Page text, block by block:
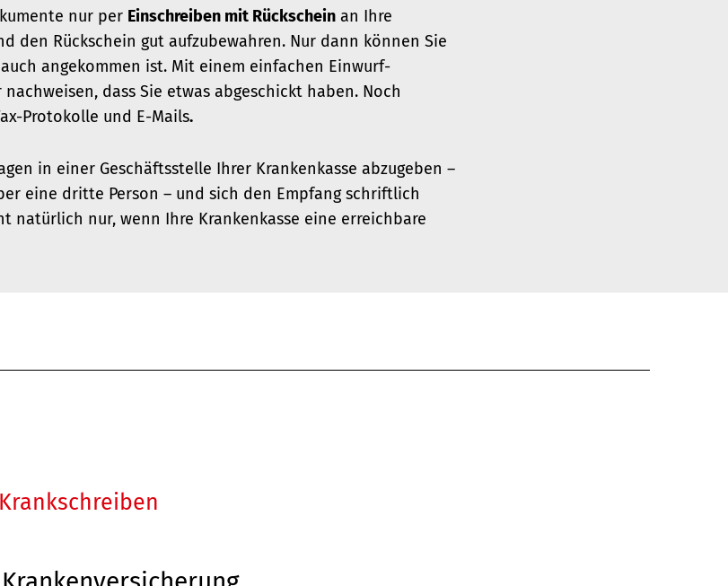
nur per Einschreiben mit Rückschein an Ihre
den Rückschein gut aufzubewahren. Nur dann können Sie
angekommen ist. Mit einem einfachen Einwurf-
dass Sie etwas abgeschickt haben. Noch
Protokolle und E-Mails.
in einer Geschäftsstelle Ihrer Krankenkasse abzugeben –
eine dritte Person – und sich den Empfang schriftlich
natürlich nur, wenn Ihre Krankenkasse eine erreichbare